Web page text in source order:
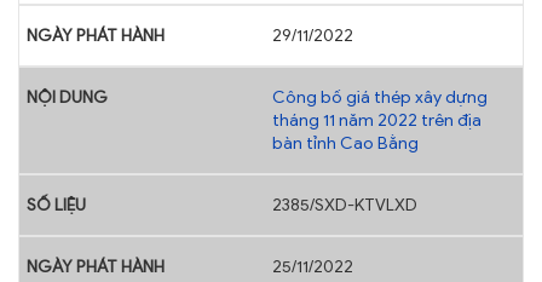
29/11/2022
Công bố giá thép xây dựng
tháng 11 năm 2022 trên địa
bàn tỉnh Cao Bằng
2385/SXD-KTVLXD
25/11/2022